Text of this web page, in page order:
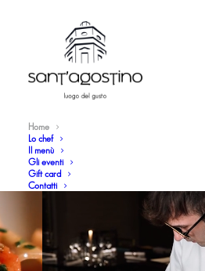
Home
Lo chef
Il menù
Gli eventi
Gift card
Contatti